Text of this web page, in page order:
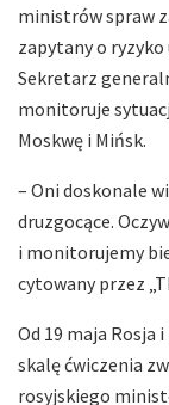
ministrów spraw
zapytany o
Sekretarz
monitoruje
Moskwę i Mińsk.
– Oni doskonale
druzgocące.
i monitorujemy
cytowany przez
Od 19 maja Rosja
skalę ćwiczenia
rosyjskiego